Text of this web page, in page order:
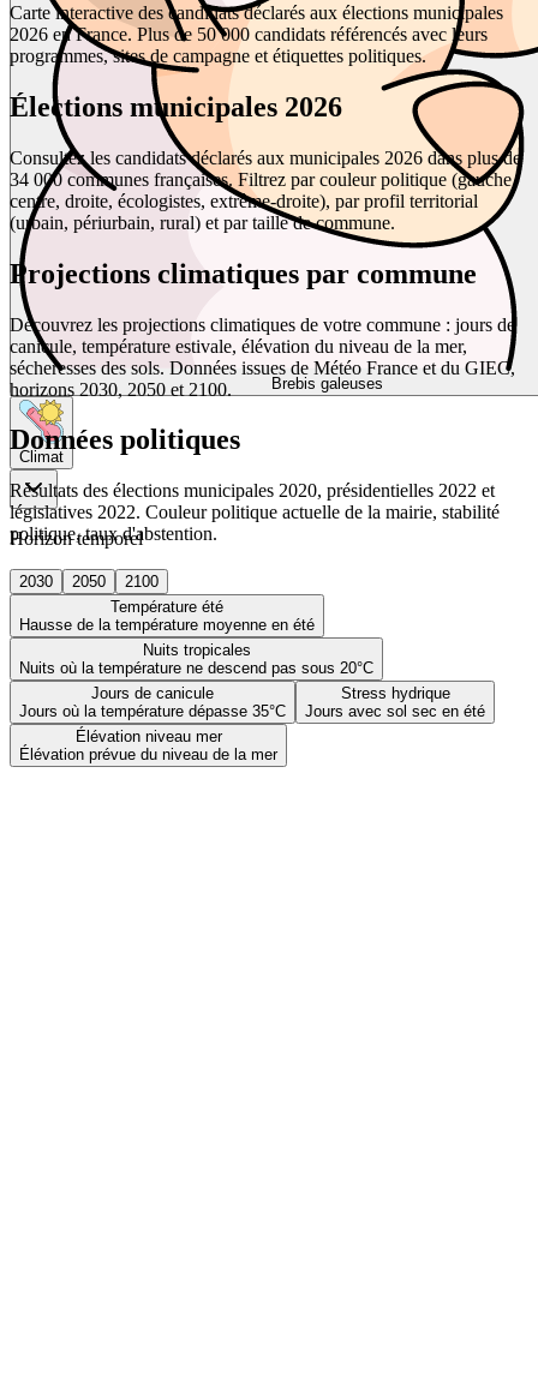
Brebis galeuses
Climat
Horizon temporel
2030 2050
2100
Température été
Hausse de la température moyenne en été
Nuits tropicales
Nuits où la température ne descend pas sous 20°C
Jours de canicule
Jours où la température dépasse 35°C
Stress hydrique
Jours avec sol sec en été
Élévation niveau mer
Élévation prévue du niveau de la mer
Carte interactive des candidats déclarés aux élections municipales
2026 en France. Plus de 50 000 candidats référencés avec leurs
programmes, sites de campagne et étiquettes politiques.
Élections municipales 2026
Consultez les candidats déclarés aux municipales 2026 dans plus de
34 000 communes françaises. Filtrez par couleur politique (gauche,
centre, droite, écologistes, extrême-droite), par profil territorial
(urbain, périurbain, rural) et par taille de commune.
Projections climatiques par commune
Découvrez les projections climatiques de votre commune : jours de
canicule, température estivale, élévation du niveau de la mer,
sécheresses des sols. Données issues de Météo France et du GIEC,
horizons 2030, 2050 et 2100.
Données politiques
Résultats des élections municipales 2020, présidentielles 2022 et
législatives 2022. Couleur politique actuelle de la mairie, stabilité
politique, taux d'abstention.